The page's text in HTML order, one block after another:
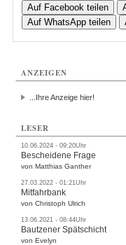
Auf Facebook teilen
Auf WhatsApp teilen
ANZEIGEN
...Ihre Anzeige hier!
LESER
10.06.2024 - 09:20Uhr
Bescheidene Frage
von Matthias Ganther
27.03.2022 - 01:21Uhr
Mitfahrbank
von Christoph Ulrich
13.06.2021 - 08:44Uhr
Bautzener Spätschicht
von Evelyn